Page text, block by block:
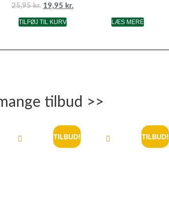
25,95kr. 19,95 kr.
TILFØJ TIL KURV LÆS MERE
tilbud >>
TILBUD! TILBUD!